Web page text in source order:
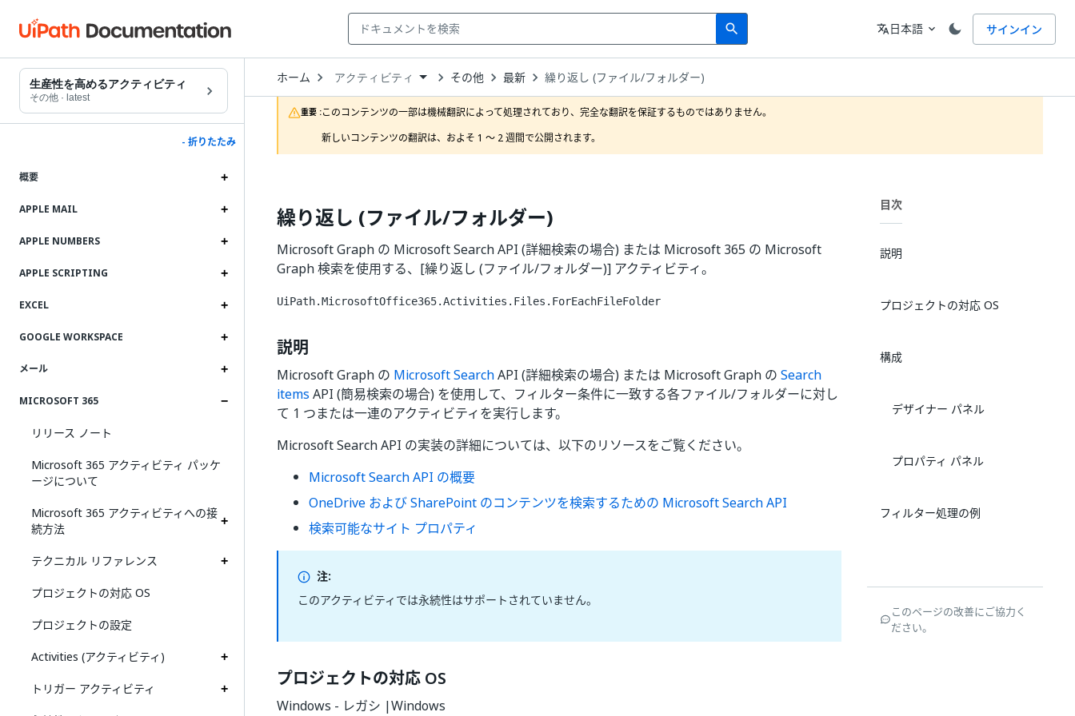
search
Search 言語
translate日本語 expand_more サインイン
生産性を高めるアクティビティ
その他 · latest
- 折りたたみ
概要
APPLE MAIL
APPLE NUMBERS
APPLE SCRIPTING
EXCEL
GOOGLE WORKSPACE
メール
MICROSOFT 365
リリース ノート
Microsoft 365 アクティビティ パッケ
ージについて
Microsoft 365 アクティビティへの接
続方法
テクニカル リファレンス
プロジェクトの対応 OS
プロジェクトの設定
Activities (アクティビティ)
トリガー アクティビティ
ホーム Open
Dropdown
to
choose
product
アクティビティ その他 最新 繰り返し (ファイル/フォルダー)
重要 :このコンテンツの一部は機械翻訳によって処理されており、完全な翻訳を保証するものではありません。
新しいコンテンツの翻訳は、およそ 1 ～ 2 週間で公開されます。
繰り返し (ファイル/フォルダー)
Microsoft Graph の Microsoft Search API (詳細検索の場合) または Microsoft 365 の Microsoft
Graph 検索を使用する、[繰り返し (ファイル/フォルダー)] アクティビティ。
UiPath.MicrosoftOffice365.Activities.Files.ForEachFileFolder
説明
Microsoft Graph の Microsoft SearchAPI (詳細検索の場合) または Microsoft Graph の Search
items API (簡易検索の場合) を使用して、フィルター条件に一致する各ファイル/フォルダーに対し
て 1 つまたは一連のアクティビティを実行します。
Microsoft Search API の実装の詳細については、以下のリソースをご覧ください。
Microsoft Search API の概要
OneDrive および SharePoint のコンテンツを検索するための Microsoft Search API
検索可能なサイト プロパティ
注:
このアクティビティでは永続性はサポートされていません。
プロジェクトの対応 OS
Windows - レガシ |Windows
目次
説明
プロジェクトの対応 OS
構成
デザイナー パネル
プロパティ パネル
フィルター処理の例
このページの改善にご協力く
ださい。